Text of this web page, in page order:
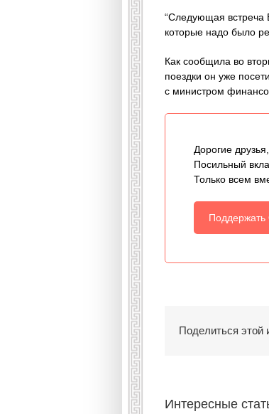
“Следующая встреча
которые надо было
Как сообщила во
поездки он уже
с министром
Дорогие
Посильный
Только всем
Поделиться этой
Интересные